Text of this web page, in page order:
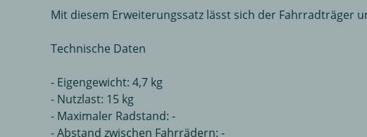
Mit diesem Erweiterungssatz lässt sich der Fahrradträger
Technische Daten
- Eigengewicht: 4,7 kg
- Nutzlast: 15 kg
- Maximaler Radstand: -
- Abstand zwischen Fahrrädern: -